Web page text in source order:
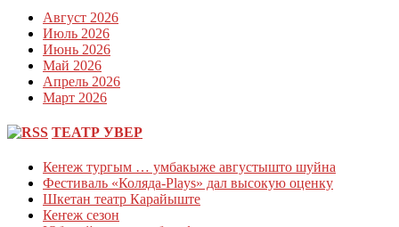
Август 2026
Июль 2026
Июнь 2026
Май 2026
Апрель 2026
Март 2026
ТЕАТР УВЕР
Кеҥеж тургым … умбакыже августышто шуйна
Фестиваль «Коляда-Plays» дал высокую оценку
Шкетан театр Карайыште
Кеҥеж сезон